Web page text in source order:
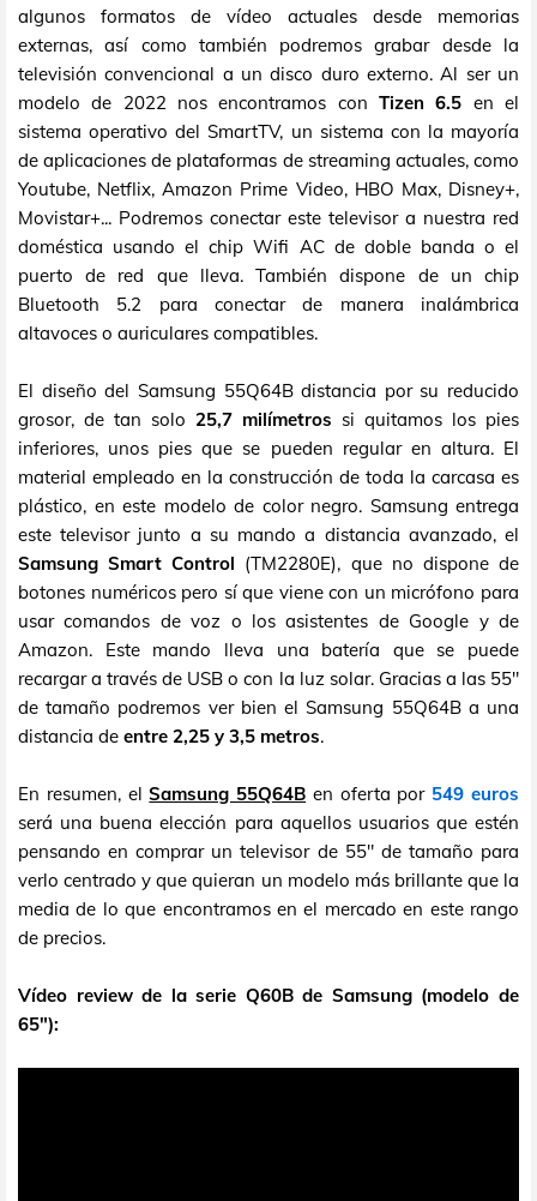
algunos formatos de vídeo actuales desde memorias
externas, así como también podremos grabar desde la
televisión convencional a un disco duro externo. Al ser un
modelo de 2022 nos encontramos con Tizen 6.5 en el
sistema operativo del SmartTV, un sistema con la mayoría
de aplicaciones de plataformas de streaming actuales, como
Youtube, Netflix, Amazon Prime Video, HBO Max, Disney+,
Movistar+... Podremos conectar este televisor a nuestra red
doméstica usando el chip Wifi AC de doble banda o el
puerto de red que lleva. También dispone de un chip
Bluetooth 5.2 para conectar de manera inalámbrica
altavoces o auriculares compatibles.
El diseño del Samsung 55Q64B distancia por su reducido
grosor, de tan solo 25,7 milímetros si quitamos los pies
inferiores, unos pies que se pueden regular en altura. El
material empleado en la construcción de toda la carcasa es
plástico, en este modelo de color negro. Samsung entrega
este televisor junto a su mando a distancia avanzado, el
Samsung Smart Control (TM2280E), que no dispone de
botones numéricos pero sí que viene con un micrófono para
usar comandos de voz o los asistentes de Google y de
Amazon. Este mando lleva una batería que se puede
recargar a través de USB o con la luz solar. Gracias a las 55"
de tamaño podremos ver bien el Samsung 55Q64B a una
distancia de entre 2,25 y 3,5 metros.
En resumen, elSamsung 55Q64B en oferta por 549 euros
será una buena elección para aquellos usuarios que estén
pensando en comprar un televisor de 55" de tamaño para
verlo centrado y que quieran un modelo más brillante que la
media de lo que encontramos en el mercado en este rango
de precios.
Vídeo review de la serie Q60B de Samsung (modelo de
65"):